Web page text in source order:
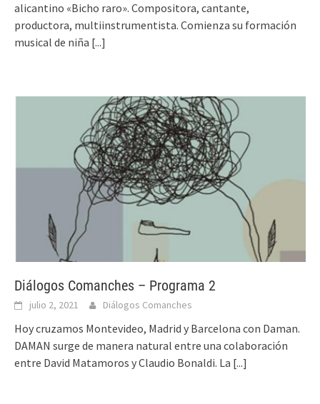
alicantino «Bicho raro». Compositora, cantante,
productora, multiinstrumentista. Comienza su formación
musical de niña [...]
Diálogos Comanches – Programa 2
julio 2, 2021 Diálogos Comanches
Hoy cruzamos Montevideo, Madrid y Barcelona con Daman.
DAMAN surge de manera natural entre una colaboración
entre David Matamoros y Claudio Bonaldi. La [...]